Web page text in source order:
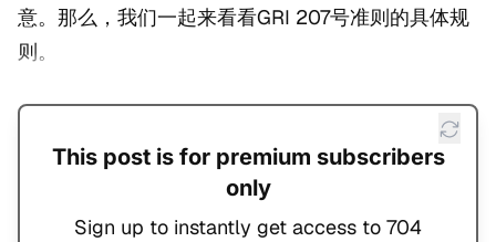
意。那么，我们一起来看看GRI 207号准则的具体规
则。
This post is for premium subscribers
only
Sign up to instantly get access to 704